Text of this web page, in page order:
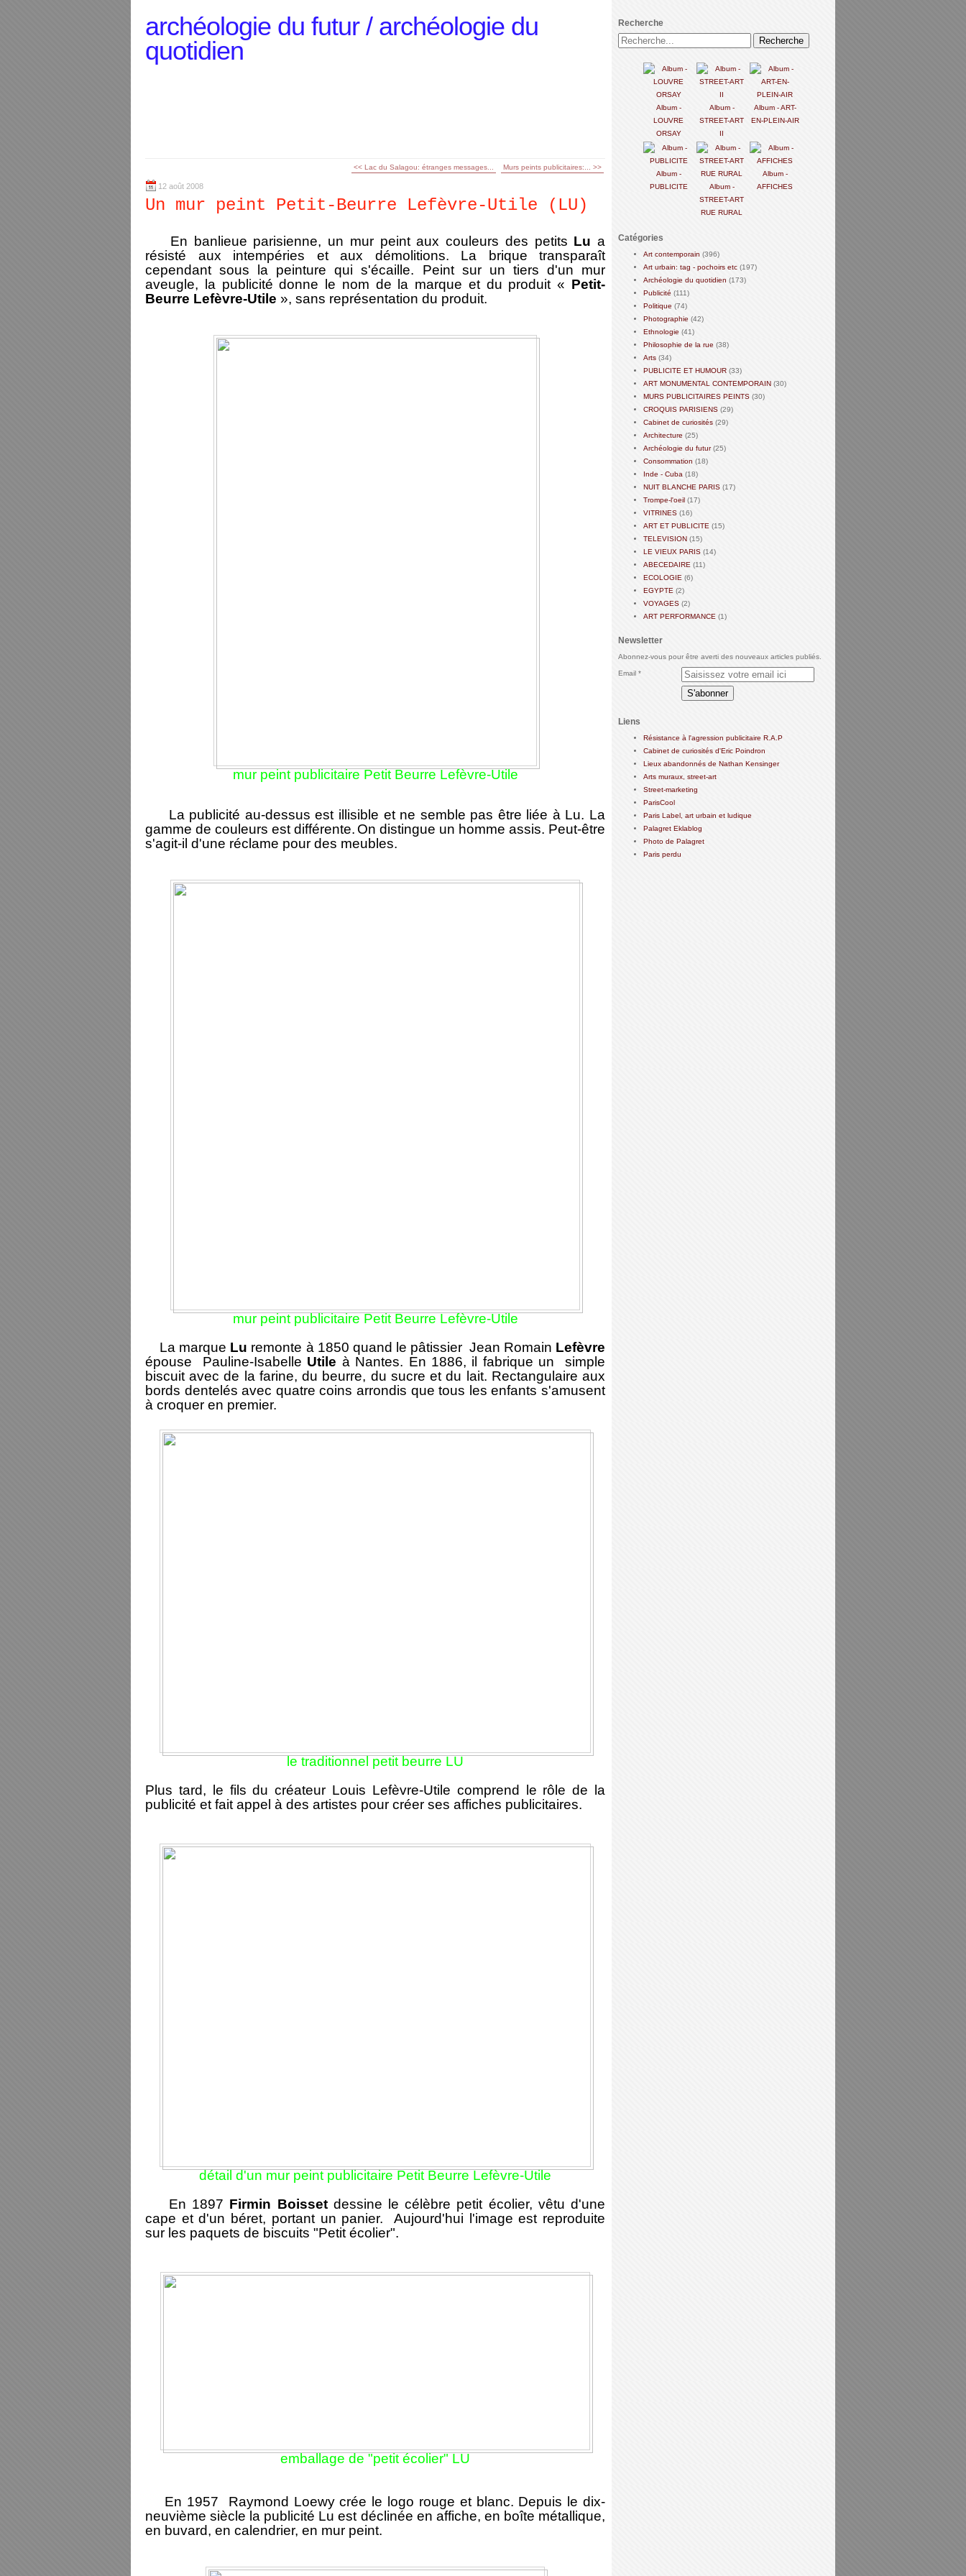
archéologie du futur / archéologie du
quotidien
<< Lac du Salagou: étranges messages... Murs peints publicitaires:... >>
12 août 2008
Un mur peint Petit-Beurre Lefèvre-Utile (LU)
En banlieue parisienne, un mur peint aux couleurs des petits Lu a
résisté aux intempéries et aux démolitions. La brique transparaît
cependant sous la peinture qui s'écaille. Peint sur un tiers d'un mur
aveugle, la publicité donne le nom de la marque et du produit « Petit-
Beurre Lefèvre-Utile », sans représentation du produit.
mur peint publicitaire Petit Beurre Lefèvre-Utile
La publicité au-dessus est illisible et ne semble pas être liée à Lu. La
gamme de couleurs est différente. On distingue un homme assis. Peut-être
s'agit-il d'une réclame pour des meubles.
mur peint publicitaire Petit Beurre Lefèvre-Utile
La marque Lu remonte à 1850 quand le pâtissier Jean Romain Lefèvre
épouse Pauline-Isabelle Utile à Nantes. En 1886, il fabrique un simple
biscuit avec de la farine, du beurre, du sucre et du lait. Rectangulaire aux
bords dentelés avec quatre coins arrondis que tous les enfants s'amusent
à croquer en premier.
le traditionnel petit beurre LU
Plus tard, le fils du créateur Louis Lefèvre-Utile comprend le rôle de la
publicité et fait appel à des artistes pour créer ses affiches publicitaires.
détail d'un mur peint publicitaire Petit Beurre Lefèvre-Utile
En 1897 Firmin Boissetdessine le célèbre petit écolier, vêtu d'une
cape et d'un béret, portant un panier. Aujourd'hui l'image est reproduite
sur les paquets de biscuits "Petit écolier".
emballage de "petit écolier" LU
En 1957 Raymond Loewy crée le logo rouge et blanc. Depuis le dix-
neuvième siècle la publicité Lu est déclinée en affiche, en boîte métallique,
en buvard, en calendrier, en mur peint.
Recherche
Album -
LOUVRE
ORSAY
Album -
STREET-ART
II
Album - ART-
EN-PLEIN-AIR
Album -
PUBLICITE
Album -
STREET-ART
RUE RURAL
Album -
AFFICHES
Catégories
Art contemporain (396)
Art urbain: tag - pochoirs etc (197)
Archéologie du quotidien (173)
Publicité (111)
Politique (74)
Photographie (42)
Ethnologie (41)
Philosophie de la rue (38)
Arts (34)
PUBLICITE ET HUMOUR (33)
ART MONUMENTAL CONTEMPORAIN (30)
MURS PUBLICITAIRES PEINTS (30)
CROQUIS PARISIENS (29)
Cabinet de curiosités (29)
Architecture (25)
Archéologie du futur(25)
Consommation (18)
Inde - Cuba (18)
NUIT BLANCHE PARIS (17)
Trompe-l'oeil (17)
VITRINES (16)
ART ET PUBLICITE (15)
TELEVISION (15)
LE VIEUX PARIS (14)
ABECEDAIRE (11)
ECOLOGIE (6)
EGYPTE (2)
VOYAGES (2)
ART PERFORMANCE (1)
Newsletter
Abonnez-vous pour être averti des nouveaux articles publiés.
Email
Liens
Résistance à l'agression publicitaire R.A.P
Cabinet de curiosités d'Eric Poindron
Lieux abandonnés de Nathan Kensinger
Arts muraux, street-art
Street-marketing
ParisCool
Paris Label, art urbain et ludique
Palagret Eklablog
Photo de Palagret
Paris perdu